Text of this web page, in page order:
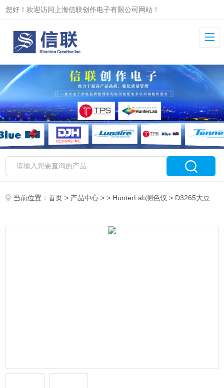
您好！欢迎访问上海信联创作电子有限公司网站！
当前位置：首页 > 产品中心 > > HunterLab测色仪 > D3265大豆油美国进口 ASTM D-3265 还氧大豆油